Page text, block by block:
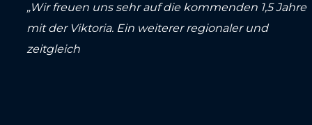
„Wir freuen uns sehr auf die kommenden 1,5 Jahre
mit der Viktoria. Ein weiterer regionaler und
zeitgleich